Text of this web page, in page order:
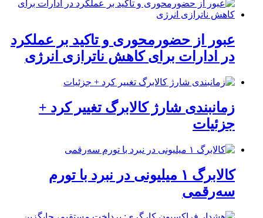
عبور از حضورمحوری و تاکید بر عملکرد
در ادارات برای کاهش ناترازی انرژی
زمانبندی شارژ کالابرگ تغییر کرد +
جزئیات
کالابرگ ۱ میلیونی در نبرد با تورم
سه‌رقمی